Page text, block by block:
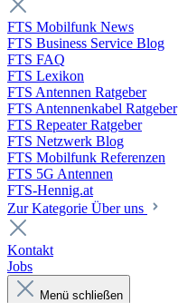
FTS Mobilfunk News
FTS Business Service Blog
FTS FAQ
FTS Lexikon
FTS Antennen Ratgeber
FTS Antennenkabel Ratgeber
FTS Repeater Ratgeber
FTS Netzwerk Blog
FTS Mobilfunk Referenzen
FTS 5G Antennen
FTS-Hennig.at
Zur Kategorie Über uns
Kontakt
Jobs
Menü schließen